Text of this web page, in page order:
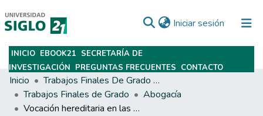
Iniciar sesión (current)
Subir
INICIO EBOOK21 SECRETARÍA DE
INVESTIGACIÓN PREGUNTAS FRECUENTES CONTACTO
Inicio
Trabajos Finales De Grado Y Posgrado
Trabajos Finales de Grado
Abogacía
Vocación hereditaria en las uniones de hecho.